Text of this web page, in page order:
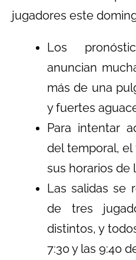
jugadores este
Los
anuncian
más de una
y fuertes
Para intentar
del temporal,
sus horarios de
Las salidas se
de tres
distintos, y
7:30 y las 9:40